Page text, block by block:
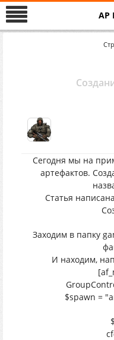
AP
Сегодня мы на
артефактов.
Статья
Заходим в папку
И находим,
$spawn =